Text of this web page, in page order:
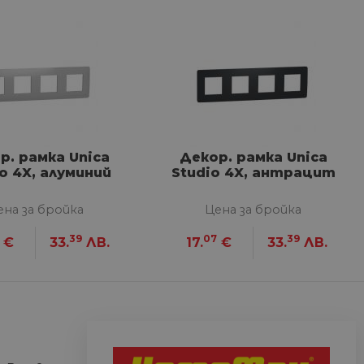
рамка Unica
4X, алуминий
за бройка
€ 33.39 ЛВ.
Декор. рамка Unica
Studio 4X, антрацит
Цена за бройка
17.07 € 33.39 ЛВ.
и управление на
хората и ботовете.
отчети за
за да запомни
посетителите.